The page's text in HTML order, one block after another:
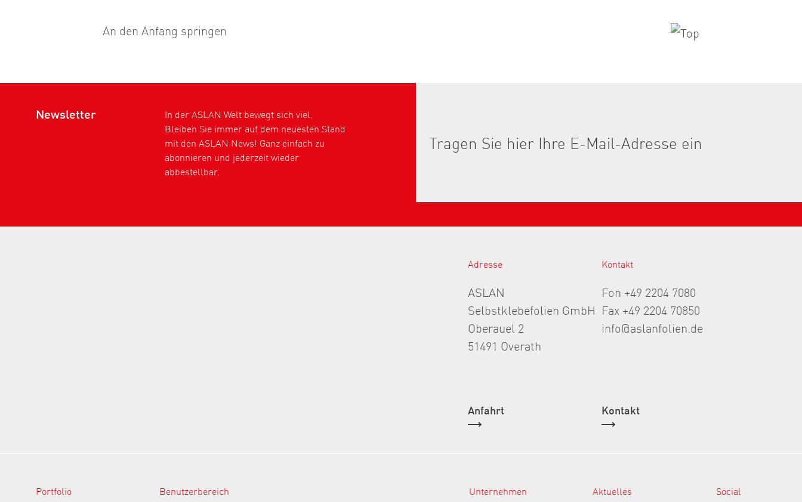
An den Anfang springen
Newsletter
In der ASLAN Welt bewegt sich viel.
Bleiben Sie immer auf dem neuesten Stand
mit den ASLAN News! Ganz einfach zu
abonnieren und jederzeit wieder
abbestellbar.
Adresse
ASLAN
Selbstklebefolien GmbH
Oberauel 2
51491 Overath
Anfahrt
Kontakt
Fon +49 2204 7080
Fax +49 2204 70850
info@aslanfolien.de
Kontakt
Portfolio
Benutzerbereich
Unternehmen Aktuelles Social